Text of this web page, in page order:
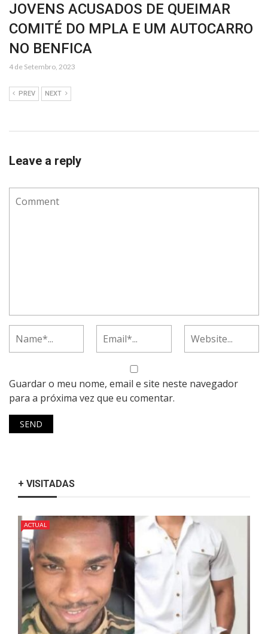
JOVENS ACUSADOS DE QUEIMAR
COMITÉ DO MPLA E UM AUTOCARRO
NO BENFICA
4 de Setembro, 2023
PREV NEXT
Leave a reply
Guardar o meu nome, email e site neste navegador
para a próxima vez que eu comentar.
+ VISITADAS
ACTUAL